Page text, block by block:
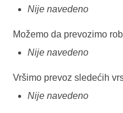
Nije navedeno
Možemo da prevozimo
Nije navedeno
Vršimo prevoz sledećih
Nije navedeno